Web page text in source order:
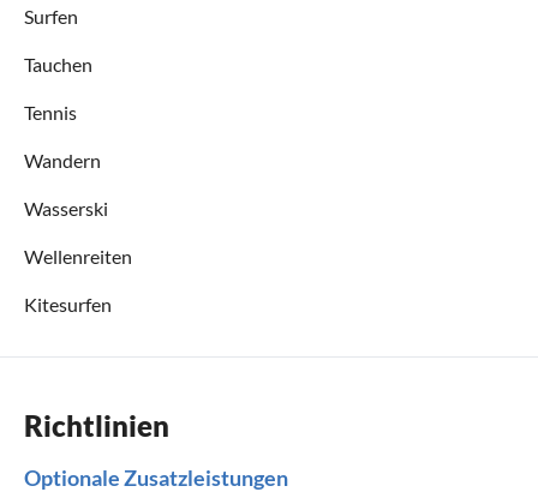
Surfen
Tauchen
Tennis
Wandern
Wasserski
Wellenreiten
Kitesurfen
Richtlinien
Optionale Zusatzleistungen